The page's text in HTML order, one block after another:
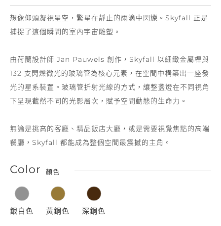
想像仰頭凝視星空，繁星在靜止的雨滴中閃爍。Skyfall 正是
捕捉了這個瞬間的室內宇宙雕塑。
由荷蘭設計師 Jan Pauwels 創作，Skyfall 以細緻金屬桿與
132 支閃爍微光的玻璃管為核心元素，在空間中構築出一座發
光的星系裝置。玻璃管折射光線的方式，讓整盞燈在不同視角
下呈現截然不同的光影層次，賦予空間動態的生命力。
無論是挑高的客廳、精品飯店大廳，或是需要視覺焦點的高端
餐廳，Skyfall 都能成為整個空間最震撼的主角。
Color 顏色
銀白色 黃銅色 深銅色